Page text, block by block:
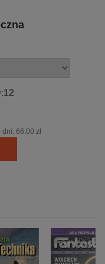
12
dni: 66,00 zł